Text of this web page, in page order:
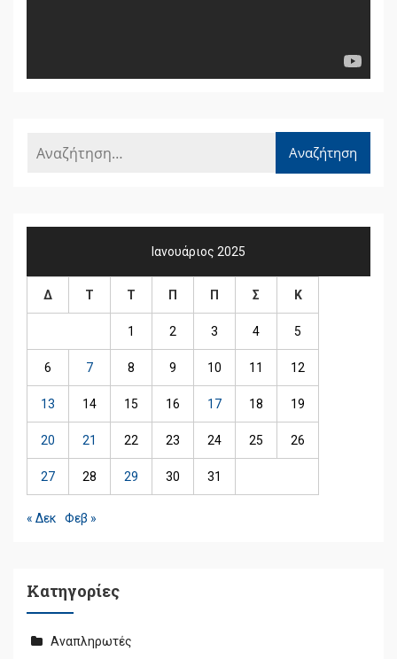
Ιανουάριος 2025
Δ Τ Τ Π Π Σ Κ
1 2 3 4 5
6 7 8 9 10 11 12
13 14 15 16 17 18 19
20 21 22 23 24 25 26
27 28 29 30 31
« Δεκ Φεβ »
Kατηγορίες
Αναπληρωτές